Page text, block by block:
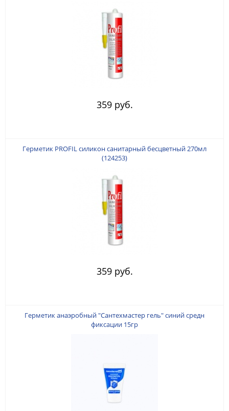
359 руб.
Герметик PROFIL силикон санитарный бесцветный 270мл
(124253)
359 руб.
Герметик анаэробный "Сантехмастер гель" синий средн
фиксации 15гр